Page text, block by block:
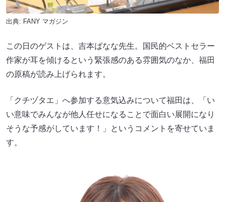
出典: FANY マガジン
この日のゲストは、吉本ばなな先生。国民的ベストセラー
作家が耳を傾けるという緊張感のある雰囲気のなか、福田
の原稿が読み上げられます。
「クチヅタエ」へ参加する意気込みについて福田は、「い
い意味でみんなが他人任せになることで面白い展開になり
そうな予感がしています！」というコメントを寄せていま
す。